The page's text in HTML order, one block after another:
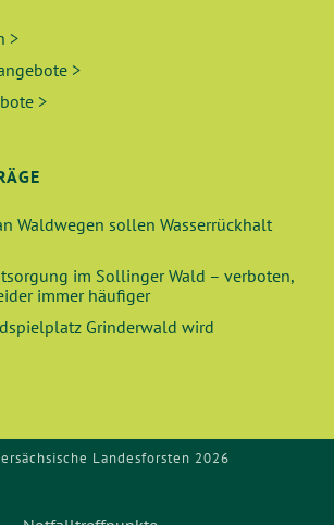
>
>
>
Waldwegen sollen Wasserrückhalt
im Sollinger Wald – verboten,
immer häufiger
Grinderwald wird
Landesforsten 2026